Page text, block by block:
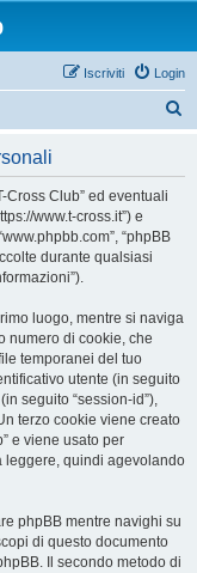
Login
Iscriviti
Cross Club” ed eventuali
www.t-cross.it”) e
“phpBB
durante qualsiasi
luogo, mentre si naviga
numero di cookie, che
temporanei del tuo
utente (in seguito
seguito “session-id”),
terzo cookie viene creato
e viene usato per
leggere, quindi agevolando
phpBB mentre navighi su
di questo documento
Il secondo metodo di